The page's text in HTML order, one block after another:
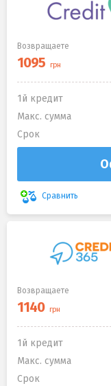
Возвращаете
1й кредит
Макс. сумма
Срок
Сравнить
Возвращаете
1й кредит
Макс. сумма
Срок